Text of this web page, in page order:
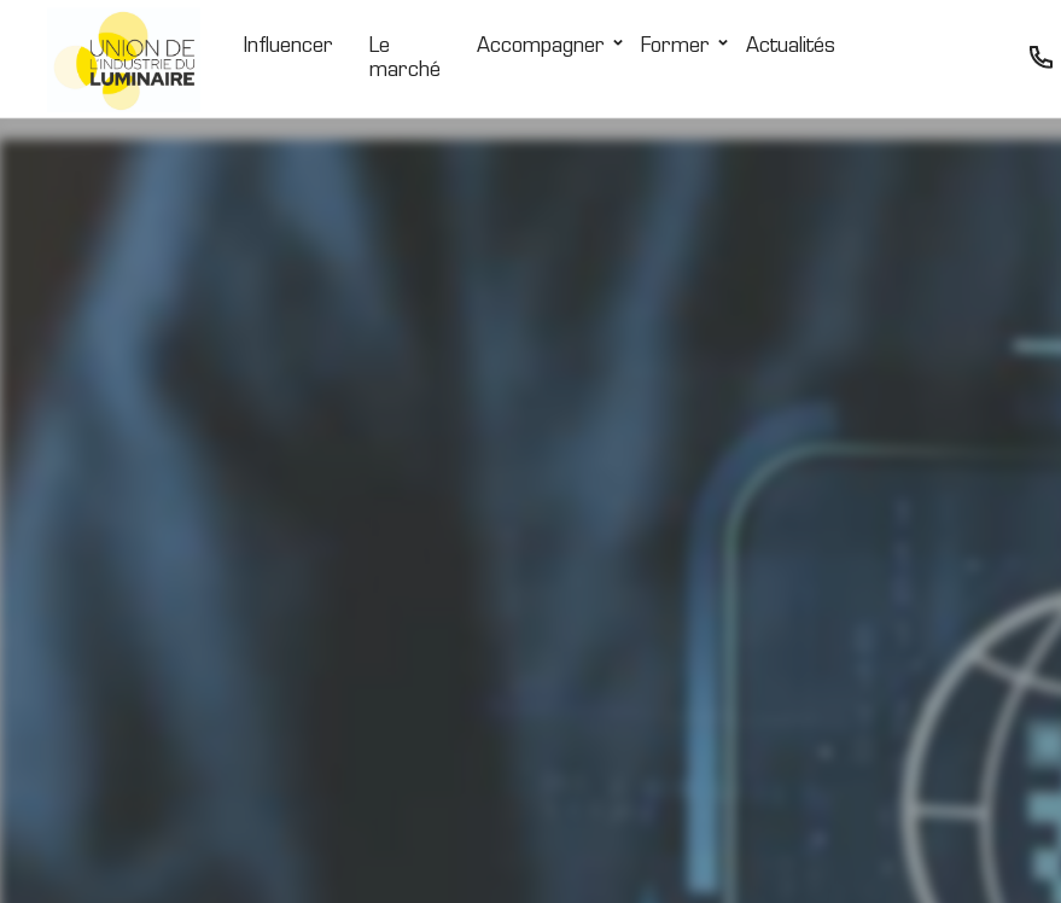
content
Influencer
Le
marché
Accompagner Former Actualités